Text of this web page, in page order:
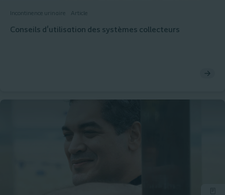
Incontinence urinaire Article
Conseils d'utilisation des systèmes collecteurs